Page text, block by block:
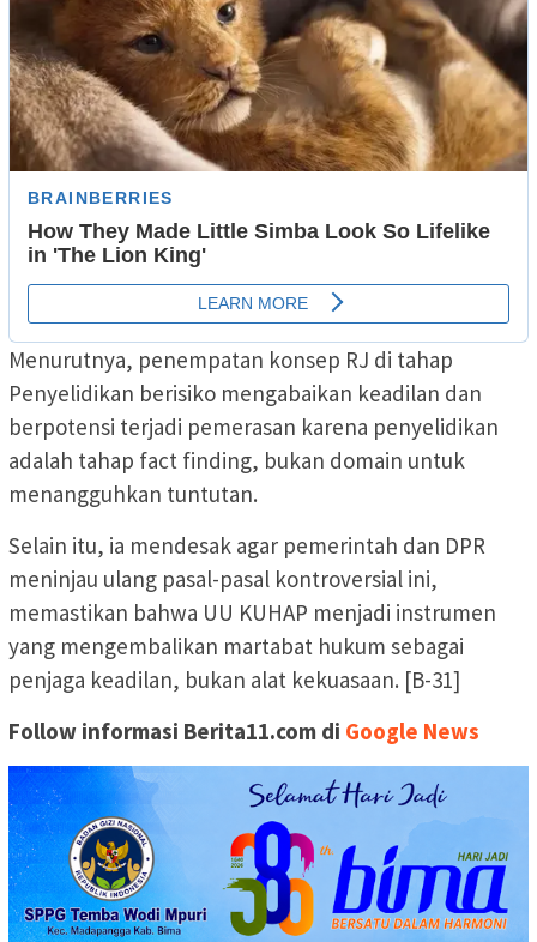
Menurutnya, penempatan konsep RJ di tahap
Penyelidikan berisiko mengabaikan keadilan dan
berpotensi terjadi pemerasan karena penyelidikan
adalah tahap fact finding, bukan domain untuk
menangguhkan tuntutan.
Selain itu, ia mendesak agar pemerintah dan DPR
meninjau ulang pasal-pasal kontroversial ini,
memastikan bahwa UU KUHAP menjadi instrumen
yang mengembalikan martabat hukum sebagai
penjaga keadilan, bukan alat kekuasaan. [B-31]
Follow informasi Berita11.com di Google News